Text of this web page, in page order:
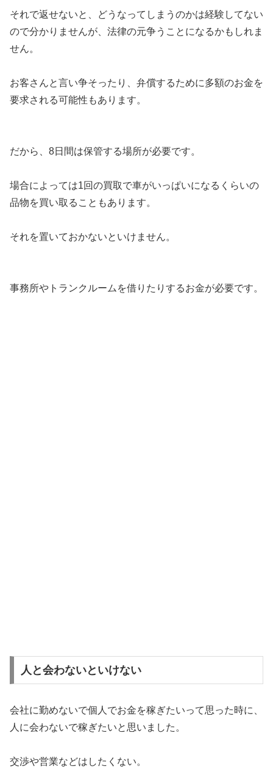
それで返せないと、どうなってしまうのかは経験してない
ので分かりませんが、法律の元争うことになるかもしれま
せん。
お客さんと言い争そったり、弁償するために多額のお金を
要求される可能性もあります。
だから、8日間は保管する場所が必要です。
場合によっては1回の買取で車がいっぱいになるくらいの
品物を買い取ることもあります。
それを置いておかないといけません。
事務所やトランクルームを借りたりするお金が必要です。
人と会わないといけない
会社に勤めないで個人でお金を稼ぎたいって思った時に、
人に会わないで稼ぎたいと思いました。
交渉や営業などはしたくない。